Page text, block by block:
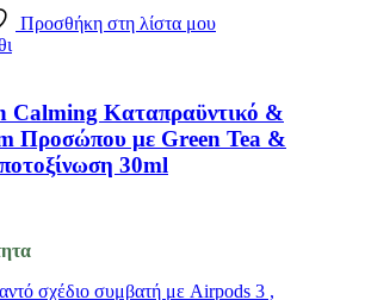
Προσθήκη στη λίστα μου
Calming Καταπραϋντικό &
Προσώπου με Green Tea &
30ml